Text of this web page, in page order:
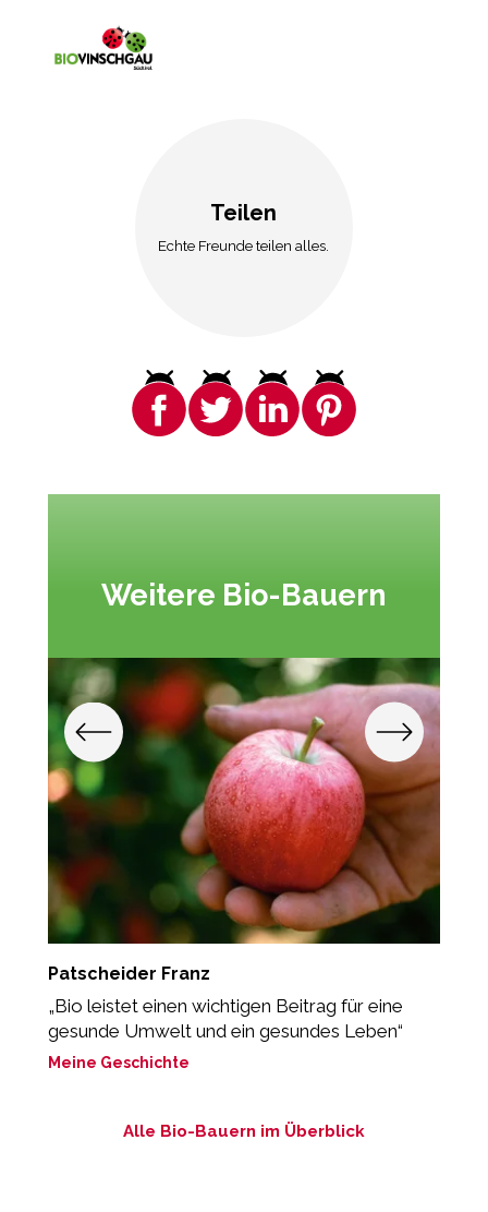
Teilen
Echte Freunde teilen alles.
Weitere Bio-Bauern
Patscheider Franz
„Bio leistet einen wichtigen Beitrag für eine
gesunde Umwelt und ein gesundes Leben“
Meine Geschichte
Alle Bio-Bauern im Überblick